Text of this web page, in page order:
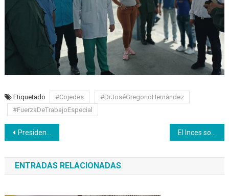
Etiquetado #Cojedes
#DrJoséGregorioHernández
#FuerzaDeTrabajoEspecial
Navegación
de
entradas
Presidente del Inces sostuvo encuentro con autoridades formativas de la República de Mozambique El Inces sostuvo un encuentro virtual con autoridades formativas de la República de Mozambique
ENTRADAS RELACIONADAS